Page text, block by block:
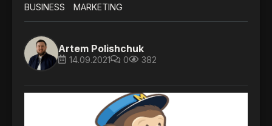
BUSINESS MARKETING
Artem Polishchuk
14.09.2021 0 382